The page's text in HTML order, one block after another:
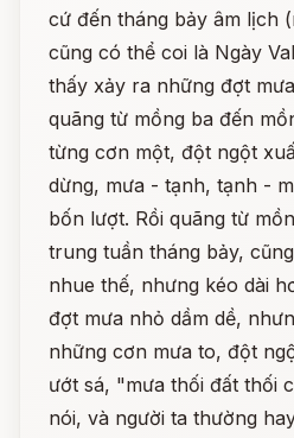
cứ đến tháng bảy âm lịch
cũng có thể coi là Ngày
thấy xảy ra những đợt
quãng từ mồng ba đến
từng cơn một, đột ngột
dừng, mưa - tạnh, tạnh -
bốn lượt. Rồi quãng từ
trung tuần tháng bảy,
nhue thế, nhưng kéo dài
đợt mưa nhỏ dầm dề,
những cơn mưa to, đột
ướt sá, "mưa thối đất thối
nói, và người ta thường